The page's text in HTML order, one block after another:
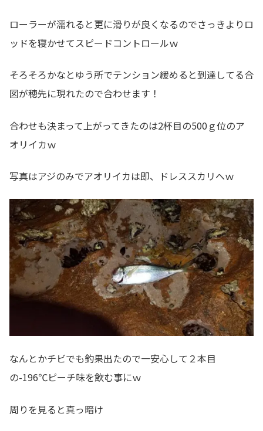
ローラーが濡れると更に滑りが良くなるのでさっきよりロ
ッドを寝かせてスピードコントロールｗ
そろそろかなとゆう所でテンション緩めると到達してる合
図が穂先に現れたので合わせます！
合わせも決まって上がってきたのは2杯目の500ｇ位のア
オリイカｗ
写真はアジのみでアオリイカは即、ドレススカリへｗ
なんとかチビでも釣果出たので一安心して２本目
の-196℃ピーチ味を飲む事にｗ
周りを見ると真っ暗け